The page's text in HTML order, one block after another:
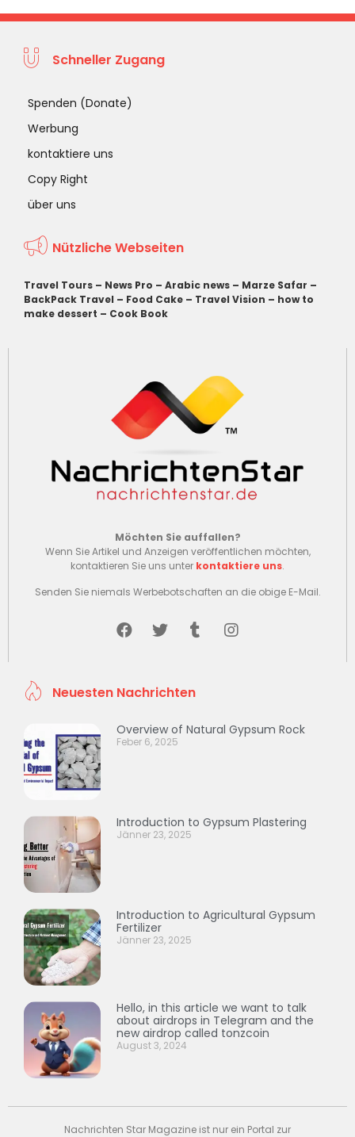
Schneller Zugang
Spenden (Donate)
Werbung
kontaktiere uns
Copy Right
über uns
Nützliche Webseiten
Travel Tours – News Pro – Arabic news – Marze Safar –
BackPack Travel – Food Cake – Travel Vision – how to
make dessert – Cook Book
Möchten Sie auffallen?
Wenn Sie Artikel und Anzeigen veröffentlichen möchten,
kontaktieren Sie uns unter kontaktiere uns.
Senden Sie niemals Werbebotschaften an die obige E-Mail.
Neuesten Nachrichten
Overview of Natural Gypsum Rock
Feber 6, 2025
Introduction to Gypsum Plastering
Jänner 23, 2025
Introduction to Agricultural Gypsum
Fertilizer
Jänner 23, 2025
Hello, in this article we want to talk
about airdrops in Telegram and the
new airdrop called tonzcoin
August 3, 2024
Nachrichten Star Magazine ist nur ein Portal zur